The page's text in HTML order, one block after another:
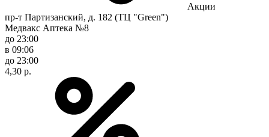
Акции
пр-т Партизанский, д. 182 (ТЦ "Green")
Медвакс Аптека №8
до 23:00
в 09:06
до 23:00
4,30 р.